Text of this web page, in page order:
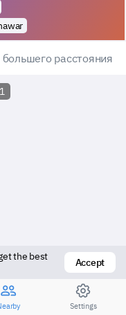
расстояния
1
top
the best
Accept
Settings